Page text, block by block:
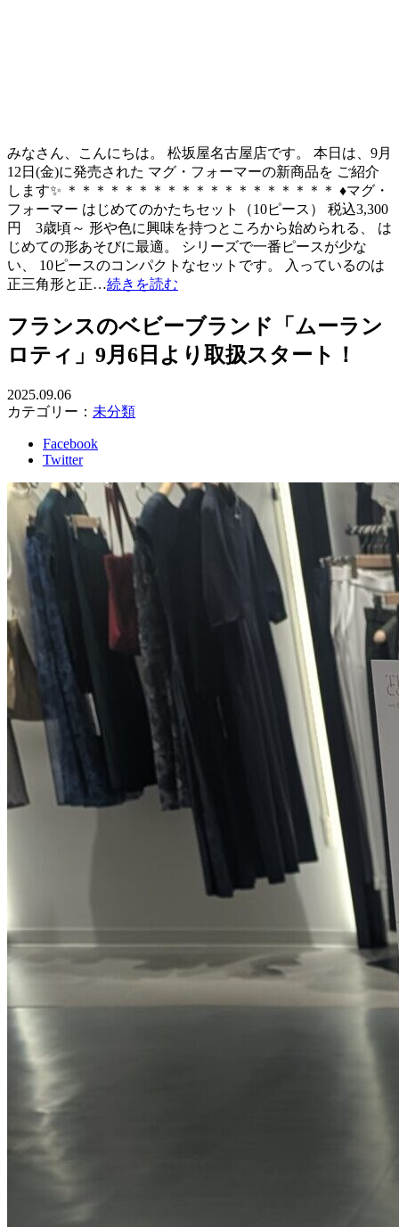
みなさん、こんにちは。 松坂屋名古屋店です。 本日は、9月
12日(金)に発売された マグ・フォーマーの新商品を ご紹介
します✨ ＊＊＊＊＊＊＊＊＊＊＊＊＊＊＊＊＊＊＊ ♦マグ・
フォーマー はじめてのかたちセット（10ピース） 税込3,300
円 3歳頃～ 形や色に興味を持つところから始められる、 は
じめての形あそびに最適。 シリーズで一番ピースが少な
い、 10ピースのコンパクトなセットです。 入っているのは
正三角形と正…続きを読む
フランスのベビーブランド「ムーラン
ロティ」9月6日より取扱スタート！
2025.09.06
カテゴリー： 未分類
Facebook
Twitter